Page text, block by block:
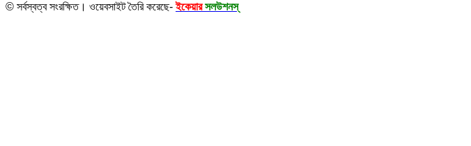
© সর্বস্বত্ব সংরক্ষিত। ওয়েবসাইট তৈরি করেছে-ইকেয়ার সলউশনস্